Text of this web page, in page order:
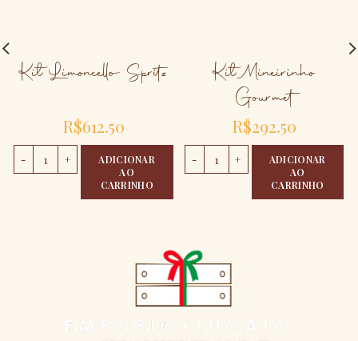
Kit Limoncello Spritz
R$612.50
Kit Limoncello Spritz quantidade
ADICIONAR
AO
CARRINHO
Kit Mineirinho
Gourmet
R$292.50
Kit Mineirinho Gourmet quantidade
ADICIONAR
AO
CARRINHO